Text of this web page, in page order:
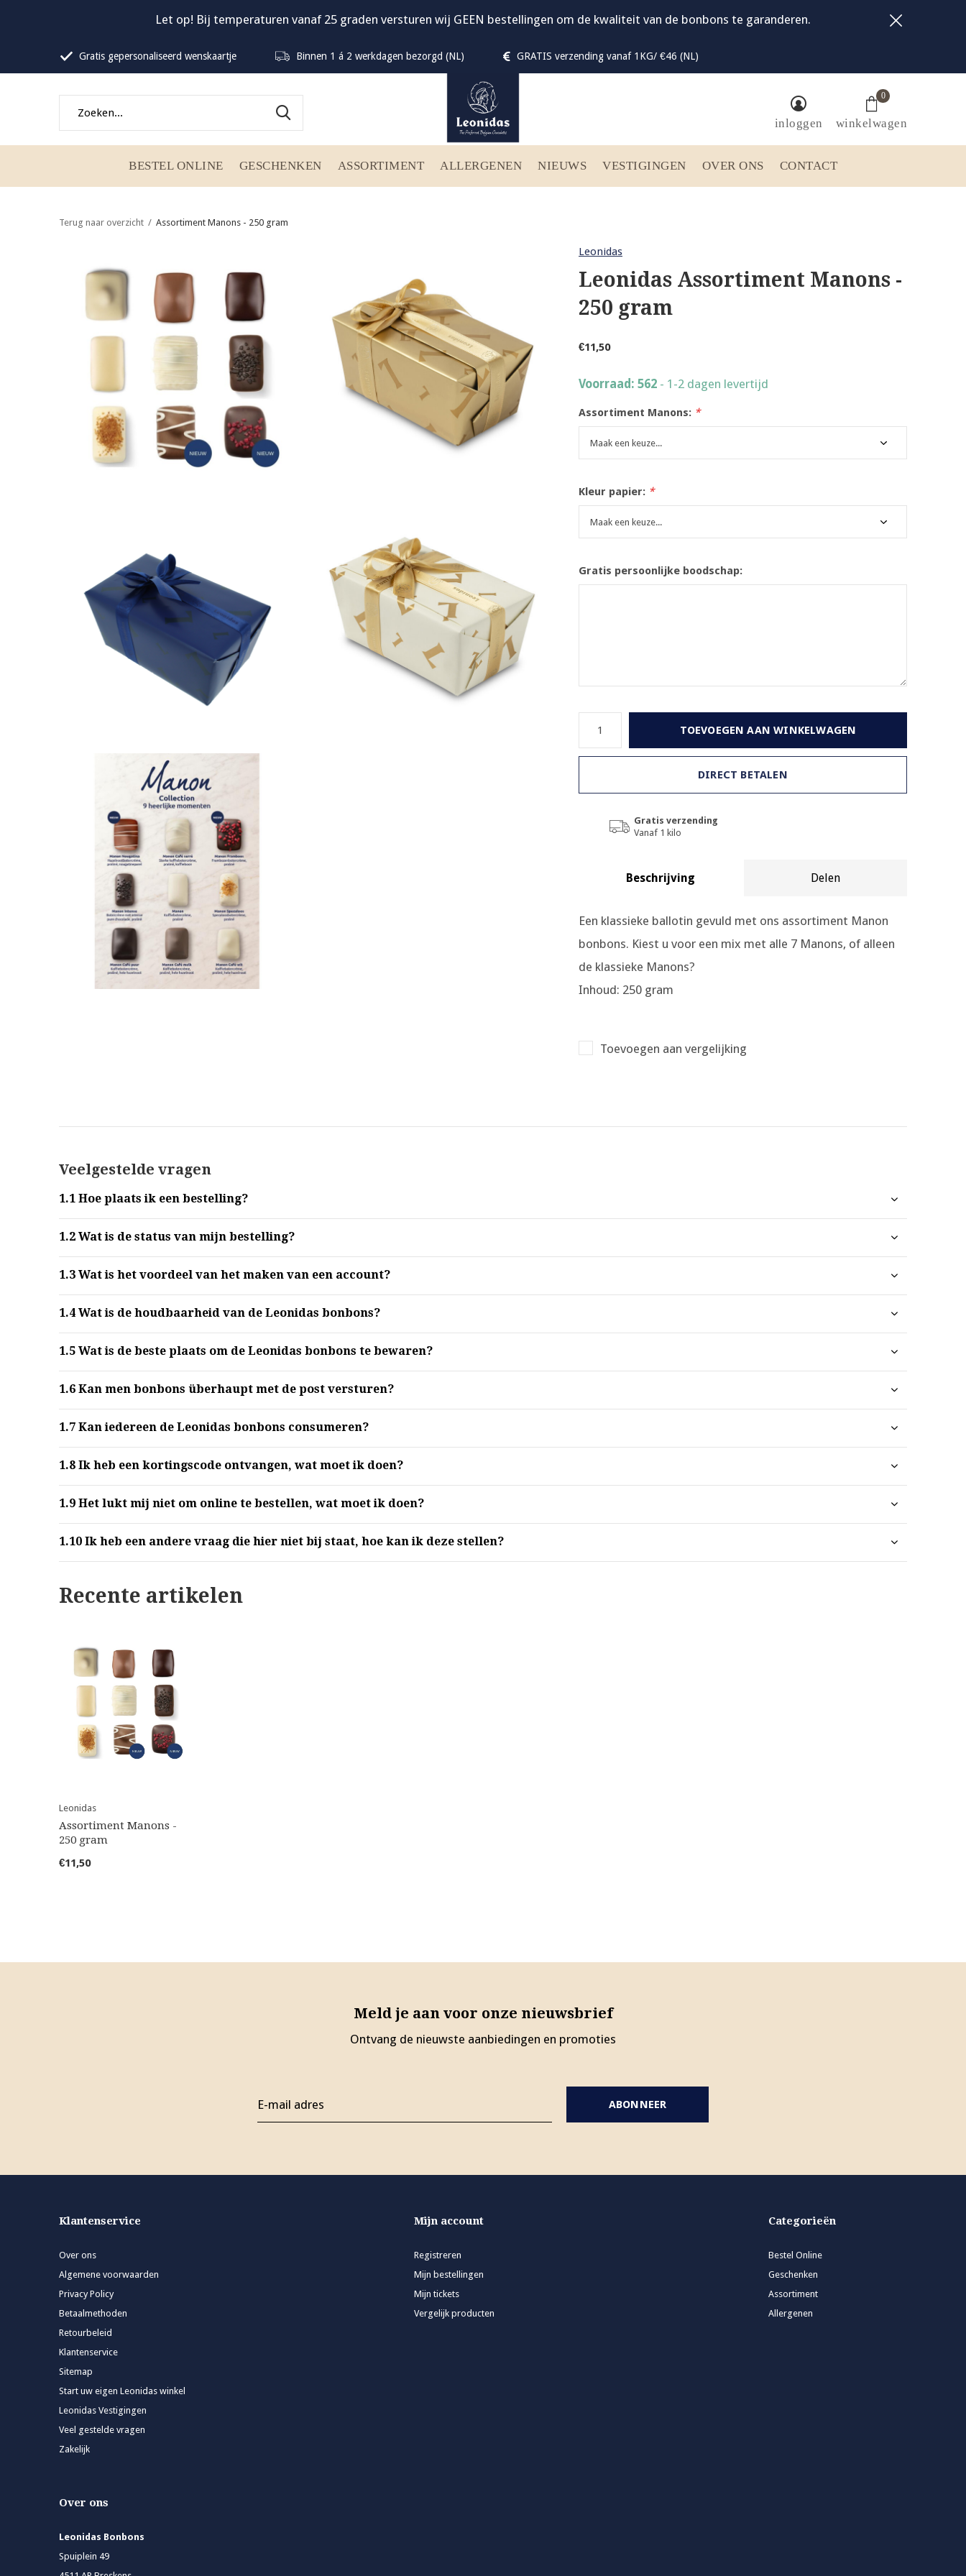
BESTEL ONLINE GESCHENKEN ASSORTIMENT ALLERGENEN NIEUWS VESTIGINGEN OVER ONS CONTACT
inloggen winkelwagen
0
Gratis gepersonaliseerd wenskaartje Binnen 1 á 2 werkdagen bezorgd (NL) GRATIS verzending vanaf 1KG/ €46 (NL)
Let op! Bij temperaturen vanaf 25 graden versturen wij GEEN bestellingen om de kwaliteit van de bonbons te garanderen.
Terug naar overzicht Assortiment Manons - 250 gram
Leonidas
Leonidas Assortiment Manons -
250 gram
€11,50
Voorraad: 562 - 1-2 dagen levertijd
Assortiment Manons: *
Kleur papier: *
Gratis persoonlijke boodschap:
TOEVOEGEN AAN WINKELWAGEN
DIRECT BETALEN
Gratis verzending
Vanaf 1 kilo
Beschrijving Delen
Een klassieke ballotin gevuld met ons assortiment Manon
bonbons. Kiest u voor een mix met alle 7 Manons, of alleen
de klassieke Manons?
Inhoud: 250 gram
Toevoegen aan vergelijking
Veelgestelde vragen
1.1 Hoe plaats ik een bestelling?
1.2 Wat is de status van mijn bestelling?
1.3 Wat is het voordeel van het maken van een account?
1.4 Wat is de houdbaarheid van de Leonidas bonbons?
1.5 Wat is de beste plaats om de Leonidas bonbons te bewaren?
1.6 Kan men bonbons überhaupt met de post versturen?
1.7 Kan iedereen de Leonidas bonbons consumeren?
1.8 Ik heb een kortingscode ontvangen, wat moet ik doen?
1.9 Het lukt mij niet om online te bestellen, wat moet ik doen?
1.10 Ik heb een andere vraag die hier niet bij staat, hoe kan ik deze stellen?
Recente artikelen
Leonidas
Assortiment Manons -
250 gram
€11,50
Meld je aan voor onze nieuwsbrief
Ontvang de nieuwste aanbiedingen en promoties
ABONNEER
Klantenservice
Over ons
Algemene voorwaarden
Privacy Policy
Betaalmethoden
Retourbeleid
Klantenservice
Sitemap
Start uw eigen Leonidas winkel
Leonidas Vestigingen
Veel gestelde vragen
Zakelijk
Mijn account
Registreren
Mijn bestellingen
Mijn tickets
Vergelijk producten
Categorieën
Bestel Online
Geschenken
Assortiment
Allergenen
Over ons
Leonidas Bonbons
Spuiplein 49